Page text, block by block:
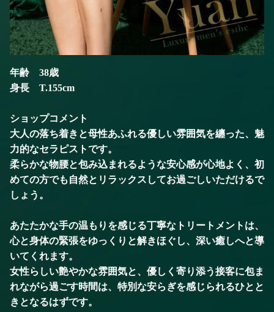
年齢 38歳
身長 T.155cm
ショップコメント
大人の落ち着きと母性あふれる優しい雰囲気を纏った、魅
力的なセラピストです。
柔らかな物腰と包み込まれるような安心感が心地よく、初
めての方でも自然とリラックスしてお過ごしいただけるで
しょう。
あたたかな手の温もりを感じる丁寧なトリートメントは、
心と身体の緊張をゆっくりと解きほぐし、深い癒しへと導
いてくれます。
女性らしい艶やかな雰囲気と、優しく寄り添う接客に包ま
れながら過ごす時間は、特別な安らぎを感じられるひとと
きとなるはずです。